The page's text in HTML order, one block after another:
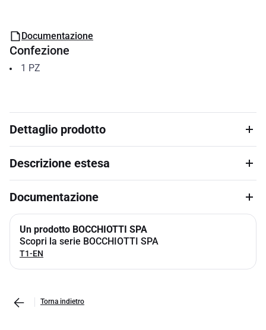
Documentazione
Confezione
1 PZ
Dettaglio prodotto
Descrizione estesa
Documentazione
Un prodotto BOCCHIOTTI SPA
Scopri la serie BOCCHIOTTI SPA
T1-EN
Torna indietro